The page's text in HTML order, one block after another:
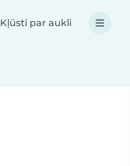
Kļūsti par aukli